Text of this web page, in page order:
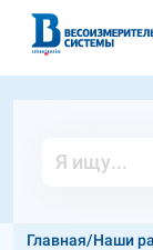
Главная/Наши